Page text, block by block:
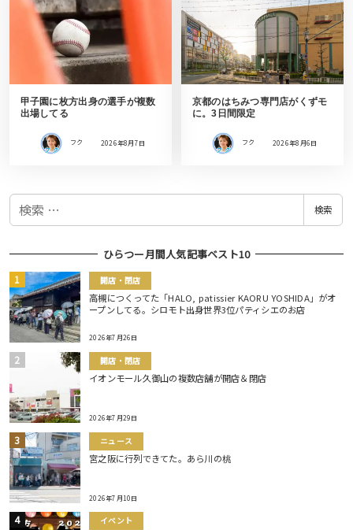
甲子園に枚方出身の選手が複数
出場してる
フク 2026年8月7日
京都のはちみつ専門店がくずモ
に。3日間限定
フク 2026年8月6日
検
検索
ひらつー月間人気記事ベスト10
開店・閉店
高槻につくってた「HALO, patissier KAORU YOSHIDA」がオ
ープンしてる。シロモト出身世界3位パティシエのお店
2026年7月26日
開店・閉店
イオンモール久御山の複数店舗が開店＆閉店
2026年7月29日
ニュース
宮之阪に行列できてた。あら川の桃
2026年7月10日
イベント